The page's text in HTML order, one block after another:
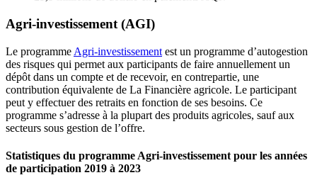
Agri-investissement (AGI)
Le programme Agri-investissement est un programme d’autogestion
des risques qui permet aux participants de faire annuellement un
dépôt dans un compte et de recevoir, en contrepartie, une
contribution équivalente de La Financière agricole. Le participant
peut y effectuer des retraits en fonction de ses besoins. Ce
programme s’adresse à la plupart des produits agricoles, sauf aux
secteurs sous gestion de l’offre.
Statistiques du programme Agri-investissement pour les années
de participation 2019 à 2023